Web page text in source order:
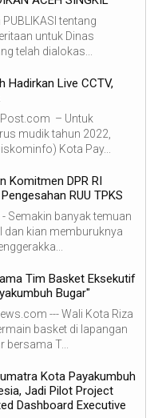
tentang
untuk Dinas
telah dialokas...
Hadirkan Live CCTV,
– Untuk
mudik tahun 2022,
Kota Pay...
Komitmen DPR RI
RUU TPKS
Semakin banyak temuan
dan kian memburuknya
Tim Basket Eksekutif
Bugar"
--- Wali Kota Riza
basket di lapangan
bersama T...
Kota Payakumbuh
Jadi Pilot Project
Dashboard Executive